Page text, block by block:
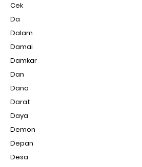
Cek
Da
Dalam
Damai
Damkar
Dan
Dana
Darat
Daya
Demon
Depan
Desa